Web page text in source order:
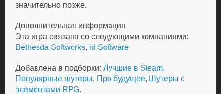
значительно позже.
Дополнительная информация
Эта игра связана со следующими компаниями:
Bethesda Softworks, id Software
Добавлена в подборки:Лучшие в Steam,
Популярные шутеры, Про будущее, Шутеры с
элементами RPG.